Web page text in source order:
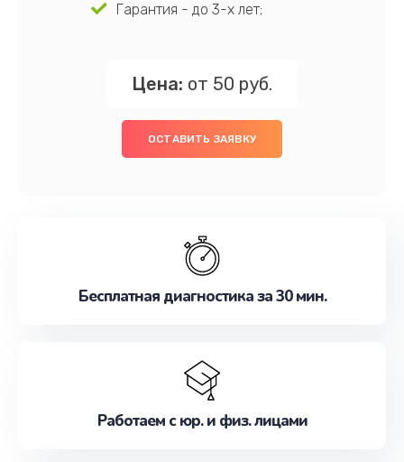
Гарантия - до 3-х лет;
Цена: от 50 руб.
ОСТАВИТЬ ЗАЯВКУ
Бесплатная диагностика за 30 мин.
Работаем с юр. и физ. лицами